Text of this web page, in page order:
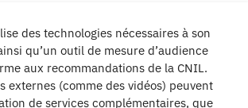
des technologies nécessaires à son
qu’un outil de mesure d’audience
aux recommandations de la CNIL.
externes (comme des vidéos) peuvent
de services complémentaires, que
Suivez-nous